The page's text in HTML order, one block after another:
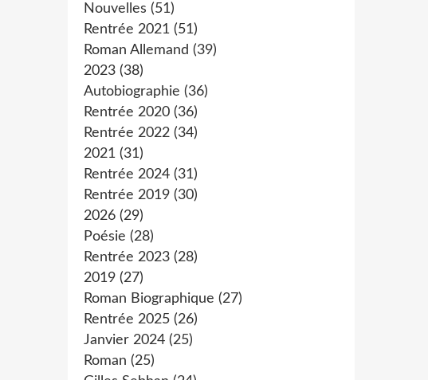
Nouvelles (51)
Rentrée 2021 (51)
Roman Allemand (39)
2023 (38)
Autobiographie (36)
Rentrée 2020 (36)
Rentrée 2022 (34)
2021 (31)
Rentrée 2024 (31)
Rentrée 2019 (30)
2026 (29)
Poésie (28)
Rentrée 2023 (28)
2019 (27)
Roman Biographique (27)
Rentrée 2025 (26)
Janvier 2024 (25)
Roman (25)